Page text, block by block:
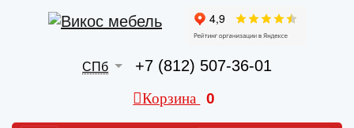
СПб +7 (812) 507-36-01
Корзина 0